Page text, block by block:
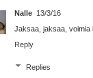
Nalle 13/3/16
Jaksaa, jaksaa, voimia
Reply
Replies